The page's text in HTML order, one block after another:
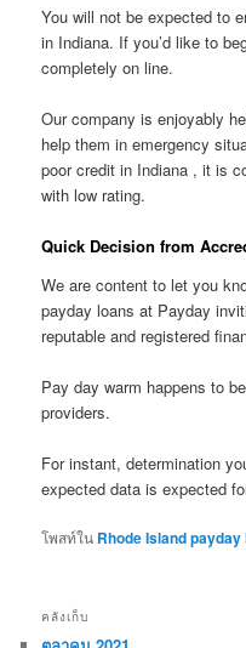
You will not be expected to
in Indiana. If you’d like to
completely on line.
Our company is enjoyably
help them in emergency
poor credit in Indiana , it is
with low rating.
Quick Decision from
We are content to let you
payday loans at Payday
reputable and registered
Pay day warm happens to
providers.
For instant, determination
expected data is expected
โพสท์ใน Rhode Island
คลังเก็บ